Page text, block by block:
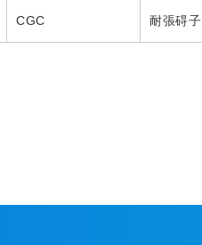
CGC 耐張碍子